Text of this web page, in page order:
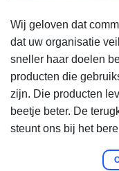
Wij geloven dat
dat uw organisatie
sneller haar doelen
producten die
zijn. Die producten
beetje beter. De
steunt ons bij het